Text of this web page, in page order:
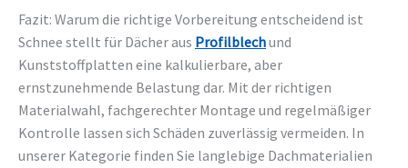
Fazit: Warum die richtige Vorbereitung entscheidend ist
Schnee stellt für Dächer aus Profilblechund
Kunststoffplatten eine kalkulierbare, aber
ernstzunehmende Belastung dar. Mit der richtigen
Materialwahl, fachgerechter Montage und regelmäßiger
Kontrolle lassen sich Schäden zuverlässig vermeiden. In
unserer Kategorie finden Sie langlebige Dachmaterialien